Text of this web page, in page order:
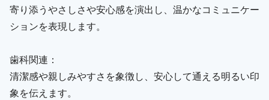
寄り添うやさしさや安心感を演出し、温かなコミュニケー
ションを表現します。
歯科関連：
清潔感や親しみやすさを象徴し、安心して通える明るい印
象を伝えます。